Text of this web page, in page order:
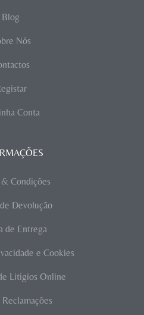
Blog
Nós
Conta
Condições
Devolução
de Entrega
e Cookies
Litígios Online